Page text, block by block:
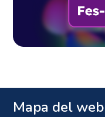
Mapa del web